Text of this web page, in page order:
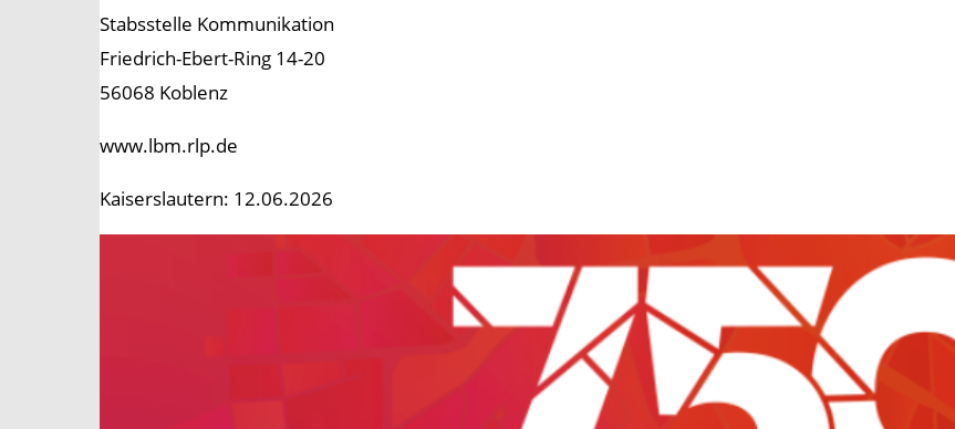
Stabsstelle Kommunikation
Friedrich-Ebert-Ring 14-20
56068 Koblenz
www.lbm.rlp.de
Kaiserslautern: 12.06.2026